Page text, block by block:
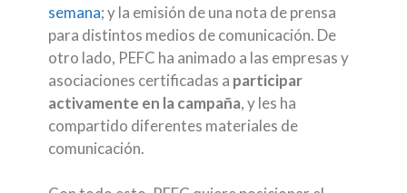
semana; y la emisión de una nota de prensa
para distintos medios de comunicación. De
otro lado, PEFC ha animado a las empresas y
asociaciones certificadas a participar
activamente en la campaña, y les ha
compartido diferentes materiales de
comunicación.